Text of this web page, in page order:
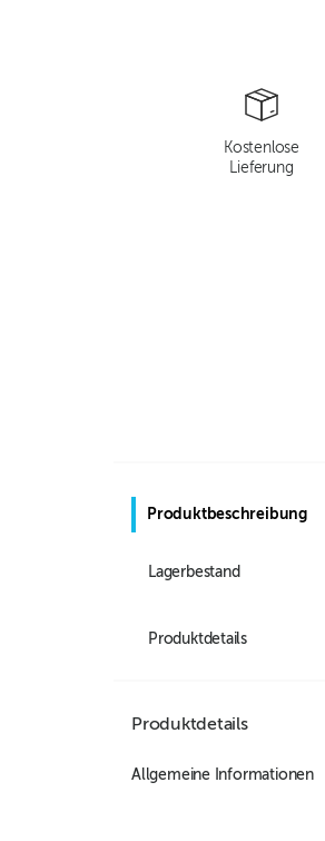
Kostenlose
Lieferung
Produktbeschreibung
Lagerbestand
Produktdetails
Produktdetails
Allgemeine Informationen